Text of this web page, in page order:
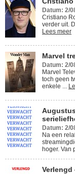
Datum: 2/
Cristiano
verder uit.
Lees meer
Marvel
Datum: 2/
Marvel
toch geen
enkele ...
Datum: 2/
Na een
hoger. Van